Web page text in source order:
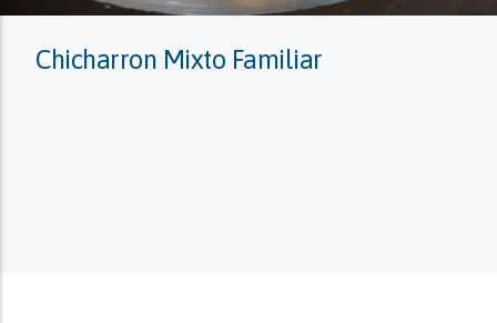
Chicharron Mixto Familiar